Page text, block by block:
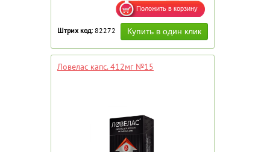
Штрих код: 82272
Ловелас капс. 412мг №15